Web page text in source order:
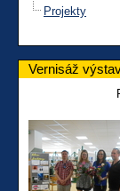
Projekty
Vernisáž